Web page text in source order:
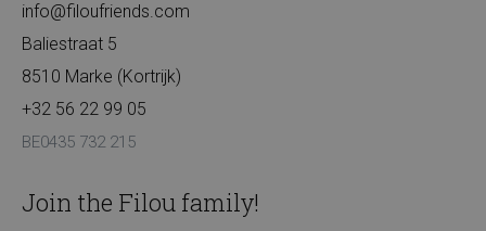
info@filoufriends.com
Baliestraat 5
8510 Marke (Kortrijk)
+32 56 22 99 05
BE0435 732 215
Join the Filou family!